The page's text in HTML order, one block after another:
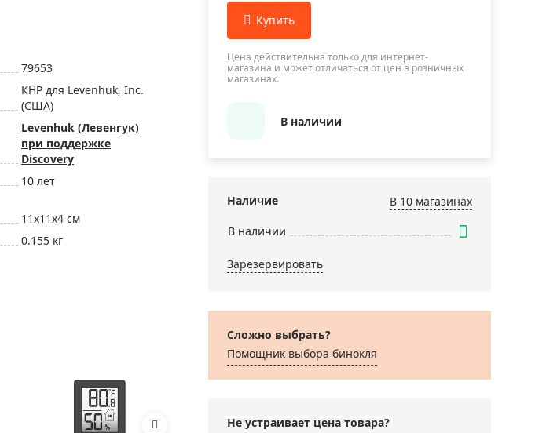
Фонари
Элементы питания, карты памяти
Фотоловушки
Экшн-камеры
Мерч
Влагомеры (датчики влажности)
Измерители параметров окружающей
среды
Видеоэндоскопы
Прочее
79653
КНР для Levenhuk, Inc.
(США)
Levenhuk (Левенгук)
при поддержке
Discovery
10 лет
11x11x4 см
0.155 кг
Цена действительна только для интернет-
магазина и может отличаться от цен в розничных
магазинах.
В наличии
Наличие
В 10 магазинах
В наличии
Зарезервировать
Сложно выбрать?
Помощник выбора бинокля
Не устраивает цена товара?